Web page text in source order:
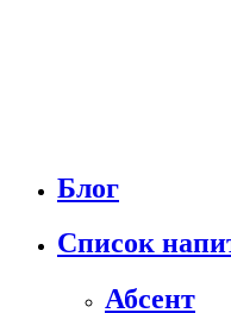
Блог
Список
Абсент